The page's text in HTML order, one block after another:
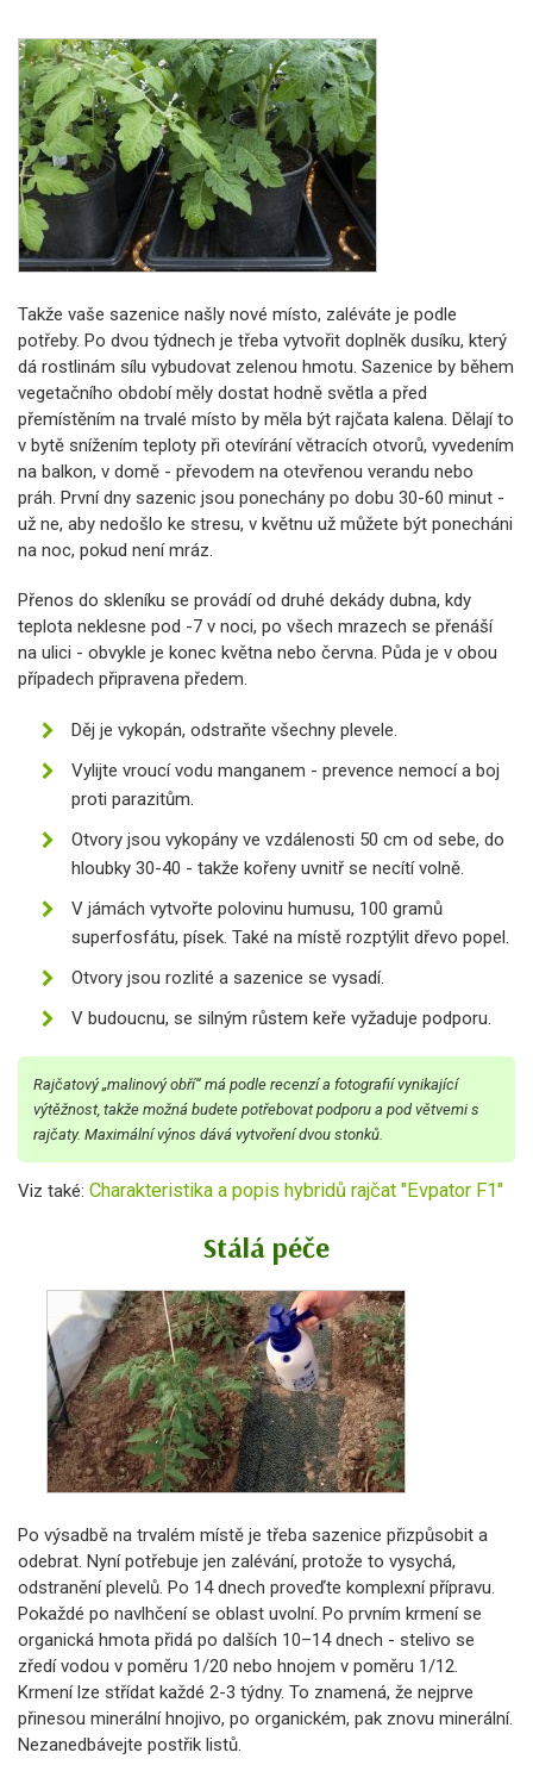
Takže vaše sazenice našly nové místo, zaléváte je podle
potřeby. Po dvou týdnech je třeba vytvořit doplněk dusíku, který
dá rostlinám sílu vybudovat zelenou hmotu. Sazenice by během
vegetačního období měly dostat hodně světla a před
přemístěním na trvalé místo by měla být rajčata kalena. Dělají to
v bytě snížením teploty při otevírání větracích otvorů, vyvedením
na balkon, v domě - převodem na otevřenou verandu nebo
práh. První dny sazenic jsou ponechány po dobu 30-60 minut -
už ne, aby nedošlo ke stresu, v květnu už můžete být ponecháni
na noc, pokud není mráz.
Přenos do skleníku se provádí od druhé dekády dubna, kdy
teplota neklesne pod -7 v noci, po všech mrazech se přenáší
na ulici - obvykle je konec května nebo června. Půda je v obou
případech připravena předem.
Děj je vykopán, odstraňte všechny plevele.
Vylijte vroucí vodu manganem - prevence nemocí a boj
proti parazitům.
Otvory jsou vykopány ve vzdálenosti 50 cm od sebe, do
hloubky 30-40 - takže kořeny uvnitř se necítí volně.
V jámách vytvořte polovinu humusu, 100 gramů
superfosfátu, písek. Také na místě rozptýlit dřevo popel.
Otvory jsou rozlité a sazenice se vysadí.
V budoucnu, se silným růstem keře vyžaduje podporu.
Rajčatový „malinový obří“ má podle recenzí a fotografií vynikající
výtěžnost, takže možná budete potřebovat podporu a pod větvemi s
rajčaty. Maximální výnos dává vytvoření dvou stonků.
Viz také: Charakteristika a popis hybridů rajčat "Evpator F1"
Stálá péče
Po výsadbě na trvalém místě je třeba sazenice přizpůsobit a
odebrat. Nyní potřebuje jen zalévání, protože to vysychá,
odstranění plevelů. Po 14 dnech proveďte komplexní přípravu.
Pokaždé po navlhčení se oblast uvolní. Po prvním krmení se
organická hmota přidá po dalších 10–14 dnech - stelivo se
zředí vodou v poměru 1/20 nebo hnojem v poměru 1/12.
Krmení lze střídat každé 2-3 týdny. To znamená, že nejprve
přinesou minerální hnojivo, po organickém, pak znovu minerální.
Nezanedbávejte postřik listů.